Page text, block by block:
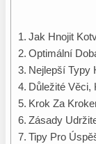
Jak Hnojit
Optimální
Nejlepší Typy
Důležité Věci,
Krok Za
Zásady
Tipy Pro